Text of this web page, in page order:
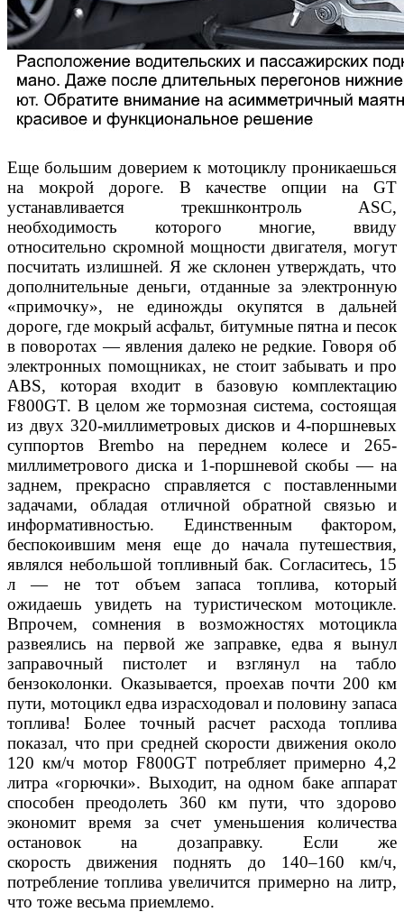
Еще большим доверием к мотоциклу проникаешься
на мокрой дороге. В качестве опции на GT
устанавливается трекшнконтроль ASC,
необходимость которого многие, ввиду
относительно скромной мощности двигателя, могут
посчитать излишней. Я же склонен утверждать, что
дополнительные деньги, отданные за электронную
«примочку», не единожды окупятся в дальней
дороге, где мокрый асфальт, битумные пятна и песок
в поворотах — явления далеко не редкие.Говоря об
электронных помощниках, не стоит забывать и про
ABS, которая входит в базовую комплектацию
F800GT. В целом же тормозная система, состоящая
из двух 320-миллиметровых дисков и 4-поршневых
суппортов Brembo на переднем колесе и 265-
миллиметрового диска и 1-поршневой скобы — на
заднем, прекрасно справляется с поставленными
задачами, обладая отличной обратной связью и
информативностью. Единственным фактором,
беспокоившим меня еще до начала путешествия,
являлся небольшой топливный бак. Согласитесь, 15
л — не тот объем запаса топлива, который
ожидаешь увидеть на туристическом мотоцикле.
Впрочем, сомнения в возможностях мотоцикла
развеялись на первой же заправке, едва я вынул
заправочный пистолет и взглянул на табло
бензоколонки. Оказывается, проехав почти 200 км
пути, мотоцикл едва израсходовал и половину запаса
топлива! Более точный расчет расхода топлива
показал, что при средней скорости движения около
120 км/ч мотор F800GT потребляет примерно 4,2
литра «горючки». Выходит, на одном баке аппарат
способен преодолеть 360 км пути, что здорово
экономит время за счет уменьшения количества
остановок на дозаправку. Если же
скорость движения поднять до 140–160 км/ч,
потребление топлива увеличится примерно на литр,
что тоже весьма приемлемо.